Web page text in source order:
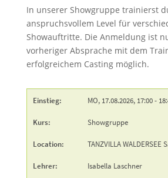
In unserer Showgruppe trainierst
anspruchsvollem Level für
Showauftritte. Die Anmeldung ist
vorheriger Absprache mit dem
erfolgreichem Casting möglich.